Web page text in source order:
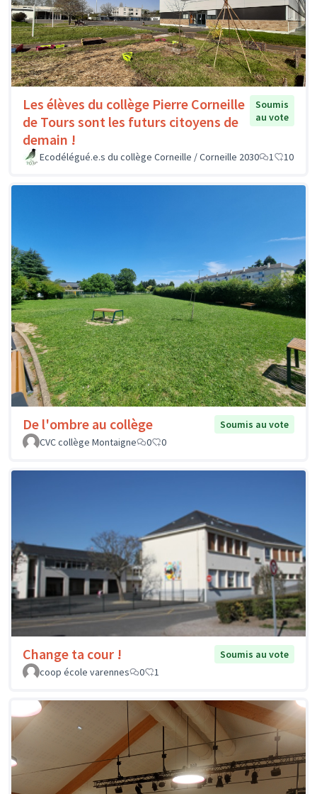
Les élèves du collège Pierre Corneille
de Tours sont les futurs citoyens de
demain !
Soumis
au vote
Ecodélégué.e.s du collège Corneille / Corneille 2030 1 10
De l'ombre au collège
Soumis au vote
CVC collège Montaigne
0 0
Change ta cour !
Soumis au vote
coop école varennes
0 1